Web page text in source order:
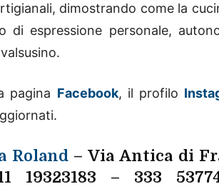
dimostrando come la
di espressione personale,
pagina Facebook, il profilo
Roland– Via Antica di
19323183 – 333